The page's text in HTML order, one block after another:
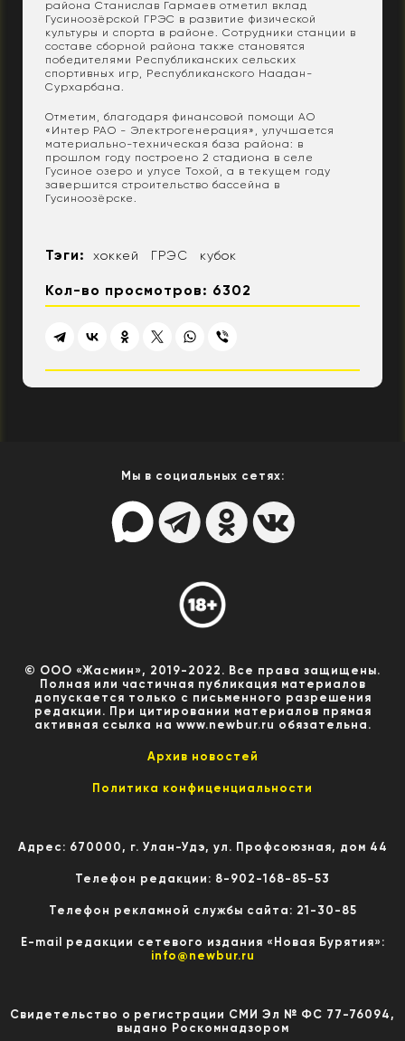
района Станислав Гармаев отметил вклад
Гусиноозёрской ГРЭС в развитие физической
культуры и спорта в районе. Сотрудники станции в
составе сборной района также становятся
победителями Республиканских сельских
спортивных игр, Республиканского Наадан-
Сурхарбана.
Отметим, благодаря финансовой помощи АО
«Интер РАО - Электрогенерация», улучшается
материально-техническая база района: в
прошлом году построено 2 стадиона в селе
Гусиное озеро и улусе Тохой, а в текущем году
завершится строительство бассейна в
Гусиноозёрске.
Тэги: хоккей ГРЭС кубок
Кол-во просмотров: 6302
Мы в социальных сетях:
© ООО «Жасмин», 2019-2022. Все права защищены.
Полная или частичная публикация материалов
допускается только с письменного разрешения
редакции. При цитировании материалов прямая
активная ссылка на www.newbur.ru обязательна.
Архив новостей
Политика конфиценциальности
Адрес: 670000, г. Улан-Удэ, ул. Профсоюзная, дом 44
Телефон редакции: 8-902-168-85-53
Телефон рекламной службы сайта: 21-30-85
E-mail редакции сетевого издания «Новая Бурятия»:
info@newbur.ru
Свидетельство о регистрации СМИ Эл № ФС 77-76094,
выдано Роскомнадзором